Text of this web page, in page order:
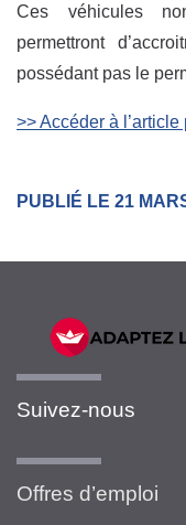
Ces véhicules
permettront
possédant pas le
>> Accéder à
PUBLIÉ LE 21
Suivez-nous
Offres d’emploi